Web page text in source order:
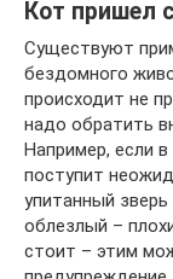
Кот пришел
Существуют
бездомного
происходит не
надо обратить
Например, если
поступит
упитанный
облезлый –
стоит – этим